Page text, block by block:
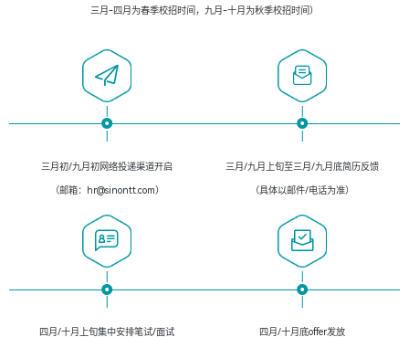
三月-四月为春季校招时间，九月-十月为秋季校招时间）
三月初/九月初网络投递渠道开启
（邮箱：hr@sinontt.com）
三月/九月上旬至三月/九月底简历反馈
（具体以邮件/电话为准）
四月/十月上旬集中安排笔试/面试 四月/十月底offer发放